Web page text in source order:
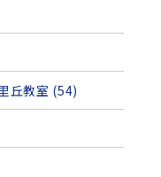
丘教室 (54)